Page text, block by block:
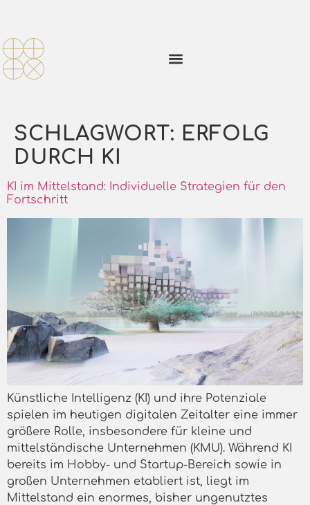
SCHLAGWORT: ERFOLG
DURCH KI
KI im Mittelstand: Individuelle Strategien für den
Fortschritt
Künstliche Intelligenz (KI) und ihre Potenziale
spielen im heutigen digitalen Zeitalter eine immer
größere Rolle, insbesondere für kleine und
mittelständische Unternehmen (KMU). Während KI
bereits im Hobby- und Startup-Bereich sowie in
großen Unternehmen etabliert ist, liegt im
Mittelstand ein enormes, bisher ungenutztes